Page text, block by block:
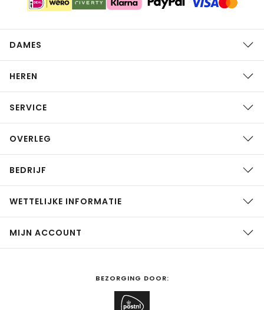
DAMES
HEREN
SERVICE
OVERLEG
BEDRIJF
WETTELIJKE INFORMATIE
MIJN ACCOUNT
BEZORGING DOOR: